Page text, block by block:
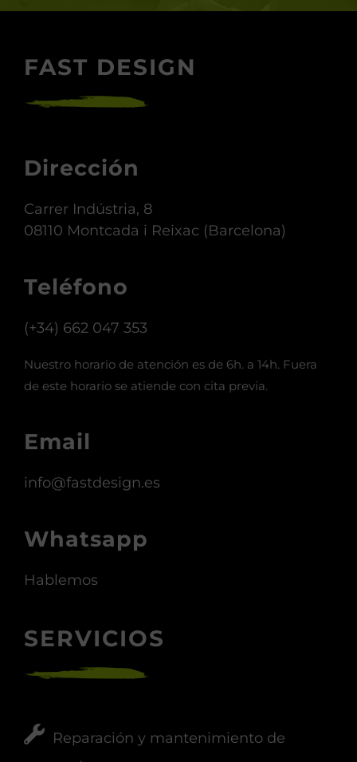
FAST DESIGN
Dirección
Carrer Indústria, 8
08110 Montcada i Reixac (Barcelona)
Teléfono
(+34) 662 047 353
Nuestro horario de atención es de 6h. a 14h. Fuera
de este horario se atiende con cita previa.
Email
info@fastdesign.es
Whatsapp
Hablemos
SERVICIOS
Reparación y mantenimiento de